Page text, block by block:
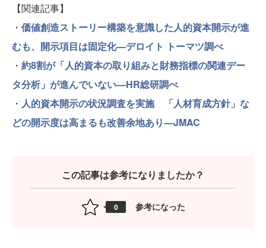
【関連記事】
・ 価値創造ストーリー構築を意識した人的資本開示が進
むも、開示項目は固定化—デロイト トーマツ調べ
・ 約8割が「人的資本の取り組みと財務指標の関連デー
タ分析」が進んでいない—HR総研調べ
・ 人的資本開示の状況調査を実施 「人材育成方針」な
どの開示度は高まるも改善余地あり—JMAC
この記事は参考になりましたか？
0 参考になった